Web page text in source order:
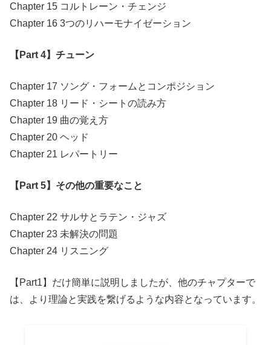
Chapter 15 コルトレーン・チェンジ
Chapter 16 3つのリハーモナイゼーション
【Part 4】チューン
Chapter 17 ソング・フォームとコンポジション
Chapter 18 リード・シートの読み方
Chapter 19 曲の覚え方
Chapter 20 ヘッド
Chapter 21 レパートリー
【Part 5】その他の重要なこと
Chapter 22 サルサとラテン・ジャズ
Chapter 23 未解決の問題
Chapter 24 リスニング
【Part1】だけ簡単に説明しましたが、他のチャプターで
は、より理論と実践を繋げるような内容となっています。